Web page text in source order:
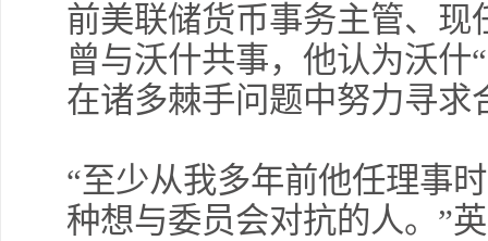
前美联储货币事务主管、现
曾与沃什共事，他认为沃
在诸多棘手问题中努力寻求
“至少从我多年前他任理事
种想与委员会对抗的人。”